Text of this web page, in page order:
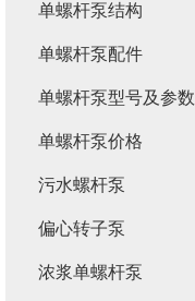
单螺杆泵结构
单螺杆泵配件
单螺杆泵型号及参数
单螺杆泵价格
污水螺杆泵
偏心转子泵
浓浆单螺杆泵